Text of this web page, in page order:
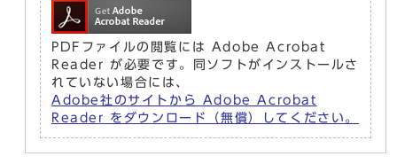
PDFファイルの閲覧には Adobe Acrobat
Reader が必要です。同ソフトがインストールさ
れていない場合には、
Adobe社のサイトから Adobe Acrobat
Reader をダウンロード（無償）してください。